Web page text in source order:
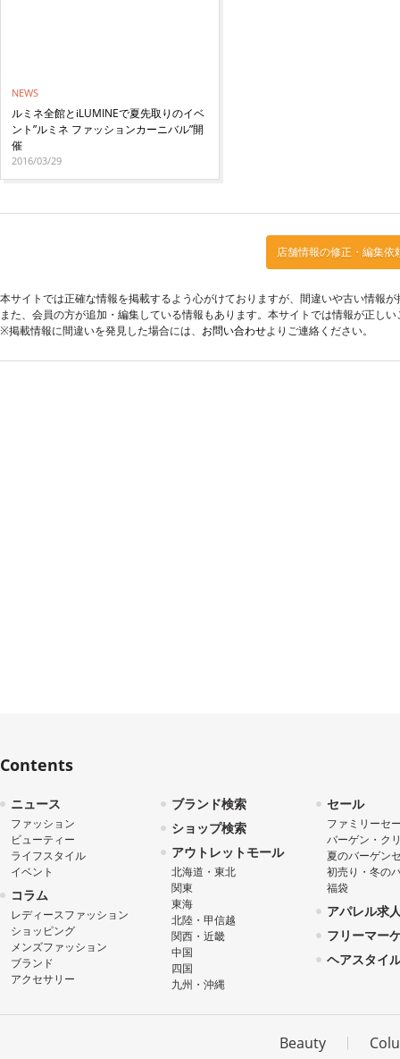
NEWS
ルミネ全館とiLUMINEで夏先取りのイベ
ント”ルミネ ファッションカーニバル”開
催
2016/03/29
店舗情報の修正・編集依
本サイトでは正確な情報を掲載するよう心がけておりますが、間違いや古い情報
また、会員の方が追加・編集している情報もあります。本サイトでは情報が正し
※掲載情報に間違いを発見した場合には、 お問い合わせよりご連絡ください。
Contents
ニュース
ファッション
ビューティー
ライフスタイル
イベント
コラム
レディースファッション
ショッピング
メンズファッション
ブランド
アクセサリー
ブランド検索
ショップ検索
アウトレットモール
北海道・東北
関東
東海
北陸・甲信越
関西・近畿
中国
四国
九州・沖縄
セール
ファミリーセ
バーゲン・ク
夏のバーゲン
初売り・冬の
福袋
アパレル求
フリーマー
ヘアスタイ
Beauty